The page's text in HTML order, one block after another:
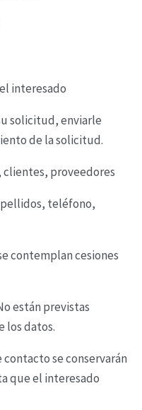
interesado
solicitud, enviarle
de lasolicitud.
clientes, proveedores
teléfono,
contemplan cesiones
están previstas
los datos.
contacto se conservarán
queel interesado